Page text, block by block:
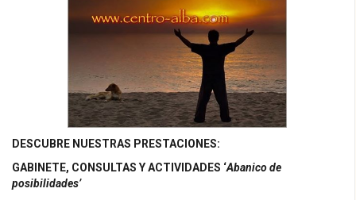
DESCUBRE NUESTRAS PRESTACIONES:
GABINETE, CONSULTAS Y ACTIVIDADES ‘Abanico de
posibilidades’